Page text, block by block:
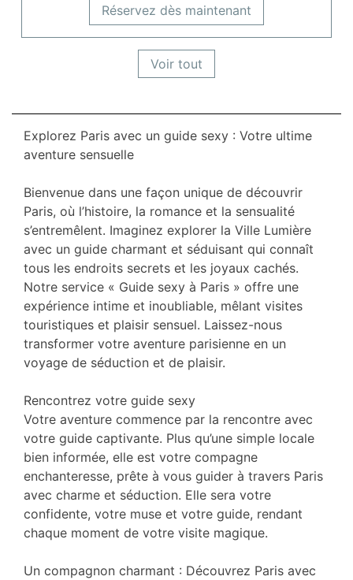
Réservez dès maintenant
Voir tout
Explorez Paris avec un guide sexy : Votre ultime
aventure sensuelle
Bienvenue dans une façon unique de découvrir
Paris, où l’histoire, la romance et la sensualité
s’entremêlent. Imaginez explorer la Ville Lumière
avec un guide charmant et séduisant qui connaît
tous les endroits secrets et les joyaux cachés.
Notre service « Guide sexy à Paris » offre une
expérience intime et inoubliable, mêlant visites
touristiques et plaisir sensuel. Laissez-nous
transformer votre aventure parisienne en un
voyage de séduction et de plaisir.
Rencontrez votre guide sexy
Votre aventure commence par la rencontre avec
votre guide captivante. Plus qu’une simple locale
bien informée, elle est votre compagne
enchanteresse, prête à vous guider à travers Paris
avec charme et séduction. Elle sera votre
confidente, votre muse et votre guide, rendant
chaque moment de votre visite magique.
Un compagnon charmant : Découvrez Paris avec